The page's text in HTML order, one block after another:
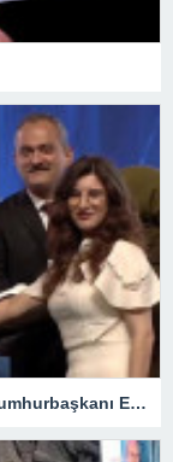
Son Dakika! 45 bin öğretmenin ataması Cumhurbaşkanı Erdoğan’ın katıldığı törenle gerçekleşti